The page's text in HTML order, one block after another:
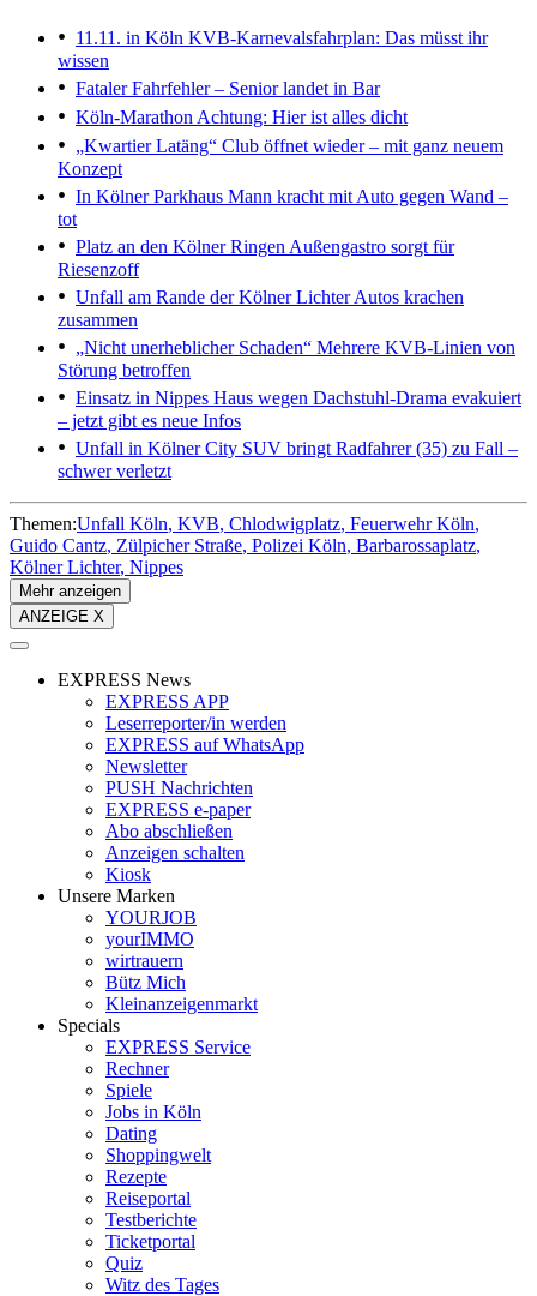
11.11. in Köln KVB-Karnevalsfahrplan: Das müsst ihr
wissen
Fataler Fahrfehler – Senior landet in Bar
Köln-Marathon Achtung: Hier ist alles dicht
„Kwartier Latäng“ Club öffnet wieder – mit ganz neuem
Konzept
In Kölner Parkhaus Mann kracht mit Auto gegen Wand –
tot
Platz an den Kölner Ringen Außengastro sorgt für
Riesenzoff
Unfall am Rande der Kölner LichterAutos krachen
zusammen
„Nicht unerheblicher Schaden“ Mehrere KVB-Linien von
Störung betroffen
Einsatz in Nippes Haus wegen Dachstuhl-Drama evakuiert
– jetzt gibt es neue Infos
Unfall in Kölner City SUV bringt Radfahrer (35) zu Fall –
schwer verletzt
Themen:Unfall Köln KVB Chlodwigplatz Feuerwehr Köln
Guido Cantz Zülpicher Straße Polizei Köln Barbarossaplatz
Kölner Lichter Nippes
Mehr anzeigen
ANZEIGE X
EXPRESS News
EXPRESS APP
Leserreporter/in werden
EXPRESS auf WhatsApp
Newsletter
PUSH Nachrichten
EXPRESS e-paper
Abo abschließen
Anzeigen schalten
Kiosk
Unsere Marken
YOURJOB
yourIMMO
wirtrauern
Bütz Mich
Kleinanzeigenmarkt
Specials
EXPRESS Service
Rechner
Spiele
Jobs in Köln
Dating
Shoppingwelt
Rezepte
Reiseportal
Testberichte
Ticketportal
Quiz
Witz des Tages